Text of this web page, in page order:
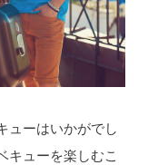
ューはいかがでし
キューを楽しむこ